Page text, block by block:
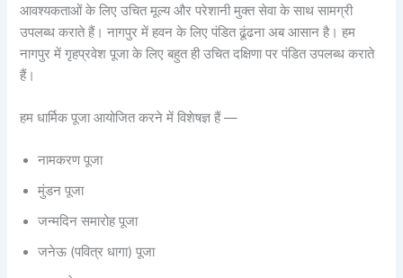
आवश्यकताओं के लिए उचित मूल्य और परेशानी मुक्त सेवा के साथ सामग्री
उपलब्ध कराते हैं। नागपुर में हवन के लिए पंडित ढूंढना अब आसान है। हम
नागपुर में गृहप्रवेश पूजा के लिए बहुत ही उचित दक्षिणा पर पंडित उपलब्ध कराते
हैं।
हम धार्मिक पूजा आयोजित करने में विशेषज्ञ हैं —
नामकरण पूजा
मुंडन पूजा
जन्मदिन समारोह पूजा
जनेऊ (पवित्र धागा) पूजा